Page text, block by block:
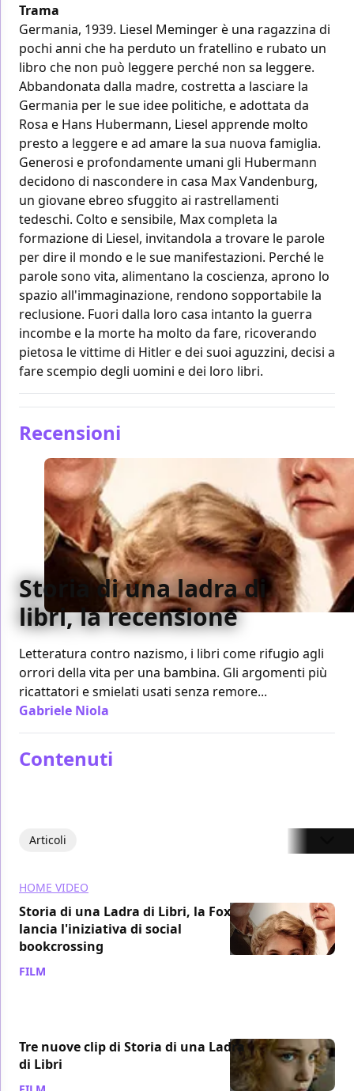
Trama
Germania, 1939. Liesel Meminger è una ragazzina di
pochi anni che ha perduto un fratellino e rubato un
libro che non può leggere perché non sa leggere.
Abbandonata dalla madre, costretta a lasciare la
Germania per le sue idee politiche, e adottata da
Rosa e Hans Hubermann, Liesel apprende molto
presto a leggere e ad amare la sua nuova famiglia.
Generosi e profondamente umani gli Hubermann
decidono di nascondere in casa Max Vandenburg,
un giovane ebreo sfuggito ai rastrellamenti
tedeschi. Colto e sensibile, Max completa la
formazione di Liesel, invitandola a trovare le parole
per dire il mondo e le sue manifestazioni. Perché le
parole sono vita, alimentano la coscienza, aprono lo
spazio all'immaginazione, rendono sopportabile la
reclusione. Fuori dalla loro casa intanto la guerra
incombe e la morte ha molto da fare, ricoverando
pietosa le vittime di Hitler e dei suoi aguzzini, decisi a
fare scempio degli uomini e dei loro libri.
Recensioni
Storia di una ladra di
libri, la recensione
Letteratura contro nazismo, i libri come rifugio agli
orrori della vita per una bambina. Gli argomenti più
ricattatori e smielati usati senza remore...
Gabriele Niola
Contenuti
Articoli
HOME VIDEO
Storia di una Ladra di Libri, la Fox
lancia l'iniziativa di social
bookcrossing
FILM
Tre nuove clip di Storia di una Ladra
di Libri